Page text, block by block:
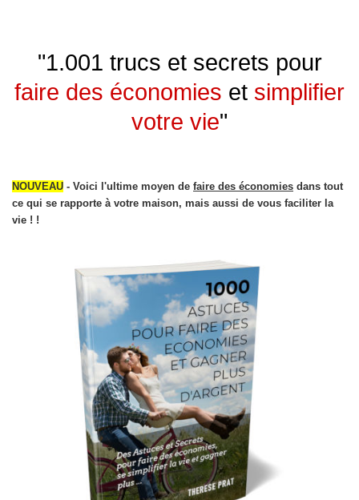
"1.001 trucs et secrets pour
faire des économies et simplifier
votre vie"
NOUVEAU - Voici l'ultime moyen de faire des économies dans tout
ce qui se rapporte à votre maison, mais aussi de vous faciliter la
vie ! !